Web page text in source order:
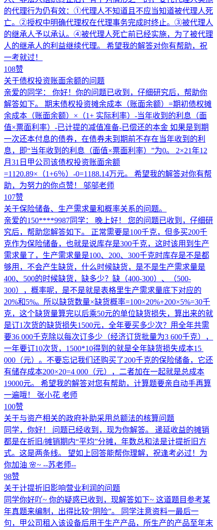
的代理行为仍有效：①代理人不知道且不应当知道被代理人死
亡。②授权中明确代理权在代理事务完成时终止。③被代理人
的继承人予以承认。④被代理人死亡前已经实施，为了被代理
人的继承人的利益继续代理。 希望我的解答对你有帮助，祝
一考就过！
108赞
关于债权投资账面余额的问题
亲爱的同学： 你好！你的问题已收到，仔细研究后，帮助你
解答如下。 期末债权投资摊余成本（账面余额）=期初债权摊
余成本（账面余额）×（1+ 实际利率）-当年收到的利息（面
值×票面利率）-已计提的减值准备-已偿还的本金 如果是到期
一次还本付息的债券，在债券未到期前不存在当年收到的利
息，即“当年收到的利息（面值×票面利率）”为0。 2×21年12
月31日甲公司该债权投资账面余额
=1120.89×（1+6％）-0=1188.14万元。 希望我的解答对你有帮
助，为努力的你点赞！ 邬邬老师
107赞
关于保险储备、生产需求量和概率关系的问题。
亲爱的150****9987同学： 晚上好！ 您的问题已收到，仔细研
究后，帮助您解答如下。 正常需要是100千克，但多买200千
克作为保险储备，也就是说库存是300千克，这时该用到生产
需求量了，生产需求量是100、200、300千克时库存是不是都
够用，不会产生缺货，什么时候缺货，是不是生产需求量是
400、500的时候缺货，缺多少？缺（400-300）、（500-
300），概率呢，是不是就是表格里生产需求量底下对应的
20%和5%。所以缺货数量×缺货概率=100×20%+200×5%=30千
克，这个缺货量算完以后乘50元的单位缺货损失，算出来的就
是订1次货的缺货损失1500元，全年要买多少次？用全年共需
要36 000千克除以每次订多少（经济订货批量为3 600千克），
一年要订10次货，1500*10得到的就是全年缺货损失成本15
000（元）。不要忘记我们还购买了200千克的保险储备，它还
有储存成本200×20=4 000（元），二者加在一起就是总成本
19000元。 希望我的解答对您有帮助，计算题要亲自动手再算
一遍哦！ 张小花 老师
100赞
关于与资产相关的政府补助采用总额法的核算问题
同学，你好！ 问题已经收到，现为你解答。 递延收益的摊销
都是在折旧/摊销期内“平均”分摊，年数总和法是计提折旧方
式。这是两条线。 望如上回答能帮你理解，祝逢考必过！为
你加油 🌸~ --苏老师--
98赞
关于计提折旧影响营业利润的问题
同学你好吖~ 你的疑惑已收到，现解答如下~ 这道题目参考某
年真题来编制，出得比较“阴险”。 同学注意资料一最后一
句，甲公司租入该设备后用于生产产品，所生产的产品至年末